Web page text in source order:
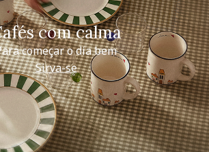
com calma
começar o dia bem
Sirva-se